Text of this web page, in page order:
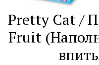
Pretty Cat /
Fruit